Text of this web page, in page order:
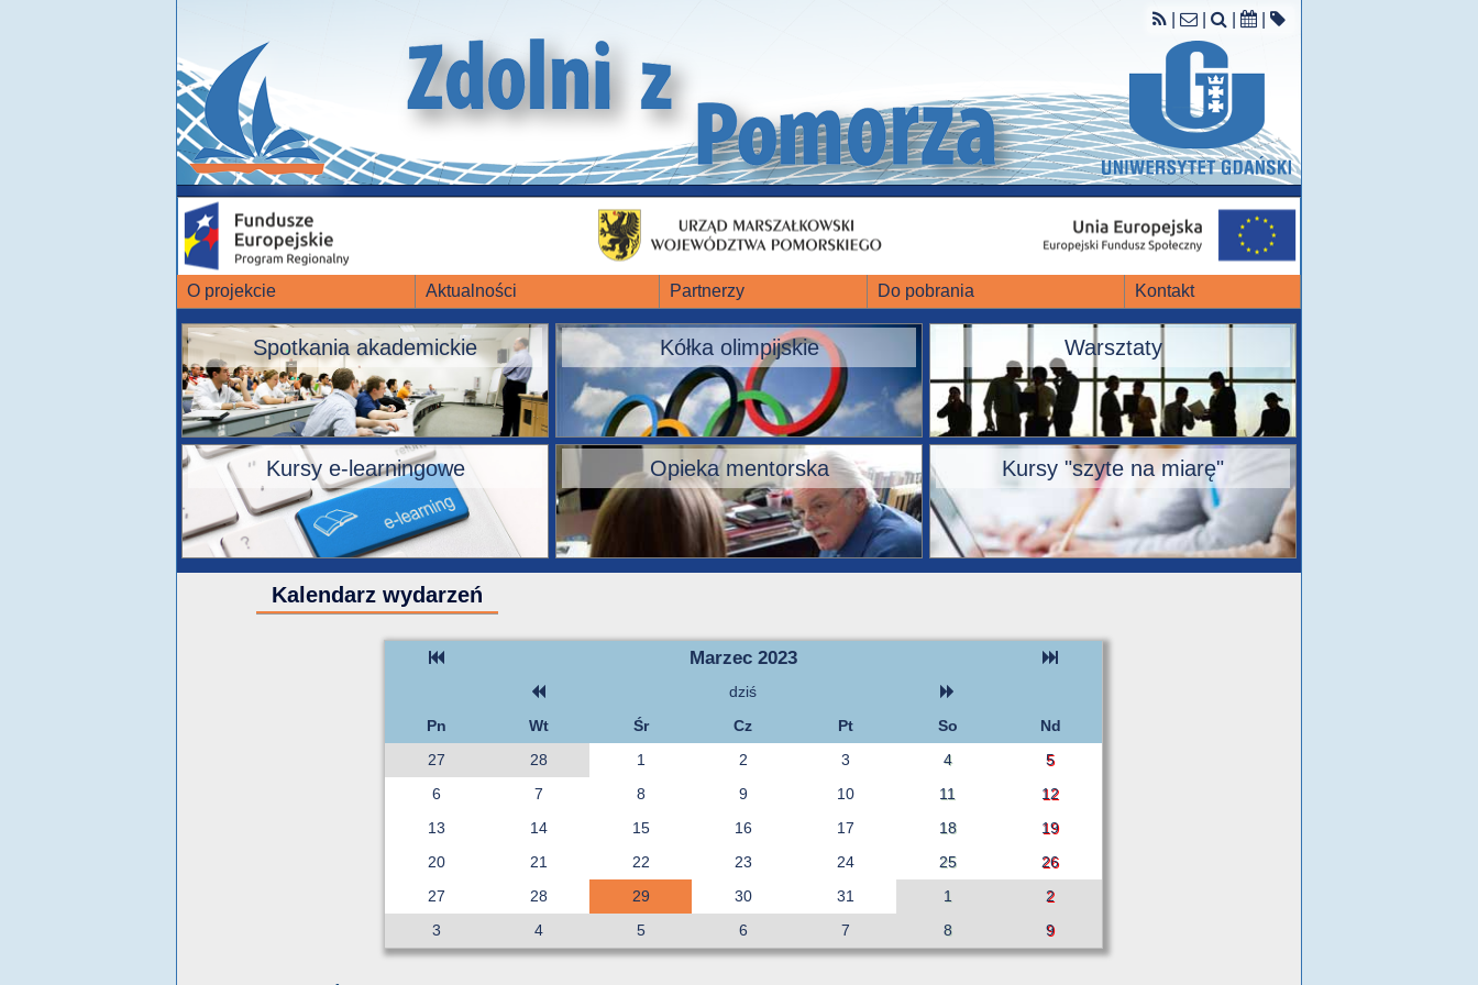
O projekcie Aktualności Partnerzy Do pobrania Kontakt
Spotkania akademickie Kółka olimpijskie Warsztaty
Kursy e-learningowe Opieka mentorska Kursy "szyte na miarę"
Kalendarz wydarzeń
Marzec 2023
dziś
Pn
Wt Śr Cz Pt So
Nd
27
28 1 2 3 4
5
6
7 8 9 10 11
12
13
14 15 16 17 18
19
20
21 22 23 24 25
26
27
28 29 30 31 1
2
3
4 5 6 7 8 9